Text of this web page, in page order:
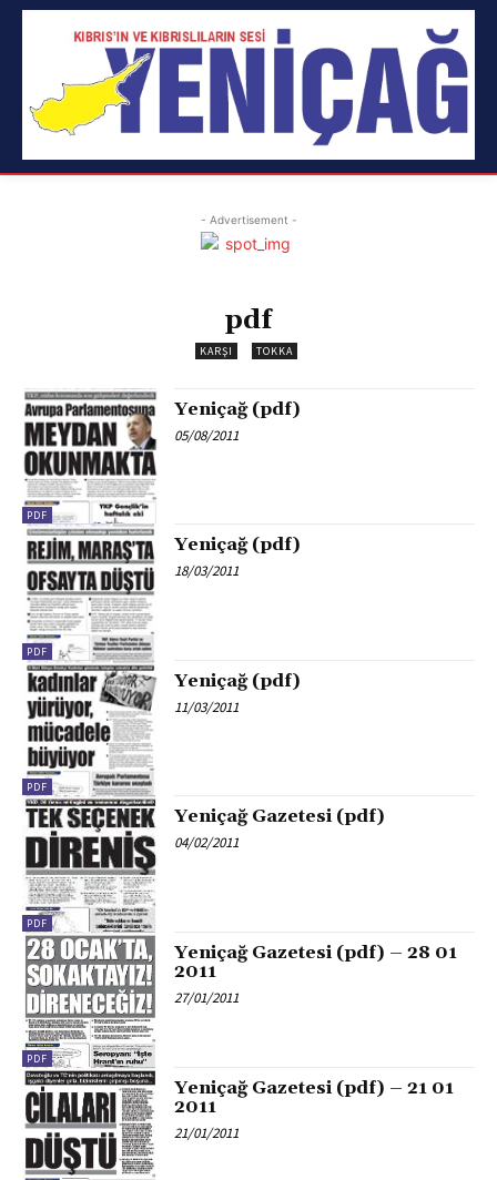
- Advertisement -
pdf
KARŞI TOKKA
PDF
Yeniçağ (pdf)
05/08/2011
PDF
Yeniçağ (pdf)
18/03/2011
PDF
Yeniçağ (pdf)
11/03/2011
PDF
Yeniçağ Gazetesi (pdf)
04/02/2011
PDF
Yeniçağ Gazetesi (pdf) – 28 01
2011
27/01/2011
Yeniçağ Gazetesi (pdf) – 21 01
2011
21/01/2011